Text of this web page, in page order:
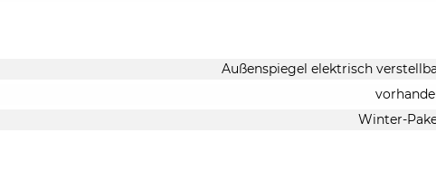
Außenspiegel elektrisch
Winter-